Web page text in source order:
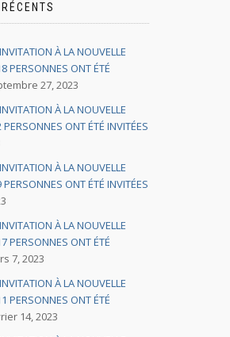
À LA NOUVELLE
PERSONNES ONT ÉTÉ
27, 2023
À LA NOUVELLE
ONT ÉTÉ INVITÉES
À LA NOUVELLE
ONT ÉTÉ INVITÉES
À LA NOUVELLE
PERSONNES ONT ÉTÉ
7, 2023
À LA NOUVELLE
PERSONNES ONT ÉTÉ
14, 2023